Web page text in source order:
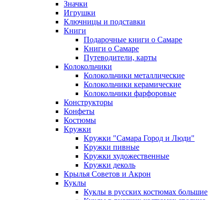
Значки
Игрушки
Ключницы и подставки
Книги
Подарочные книги о Самаре
Книги о Самаре
Путеводители, карты
Колокольчики
Колокольчики металлические
Колокольчики керамические
Колокольчики фарфоровые
Конструкторы
Конфеты
Костюмы
Кружки
Кружки "Самара Город и Люди"
Кружки пивные
Кружки художественные
Кружки деколь
Крылья Советов и Акрон
Куклы
Куклы в русских костюмах большие